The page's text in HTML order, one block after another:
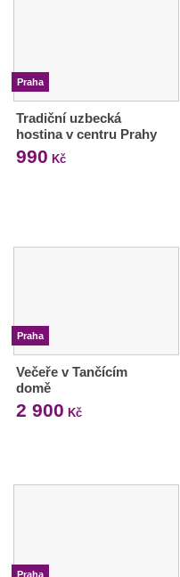
Praha
Tradiční uzbecká
hostina v centru Prahy
990 Kč
Praha
Večeře v Tančícím
domě
2 900 Kč
Praha